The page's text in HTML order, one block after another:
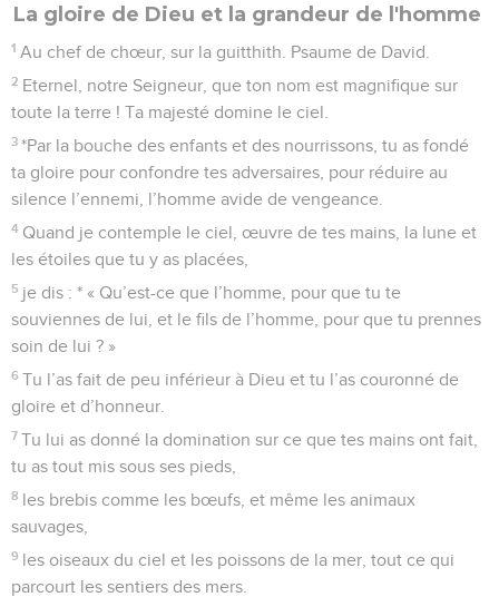
La gloire de Dieu et la grandeur de l'homme
1 Au chef de chœur, sur la guitthith. Psaume de David.
2 Eternel, notre Seigneur, que ton nom est magnifique sur
toute la terre ! Ta majesté domine le ciel.
3 *Par la bouche des enfants et des nourrissons, tu as fondé
ta gloire pour confondre tes adversaires, pour réduire au
silence l’ennemi, l’homme avide de vengeance.
4 Quand je contemple le ciel, œuvre de tes mains, la lune et
les étoiles que tu y as placées,
5 je dis : * « Qu’est-ce que l’homme, pour que tu te
souviennes de lui, et le fils de l’homme, pour que tu prennes
soin de lui ? »
6 Tu l’as fait de peu inférieur à Dieu et tu l’as couronné de
gloire et d’honneur.
7 Tu lui as donné la domination sur ce que tes mains ont fait,
tu as tout mis sous ses pieds,
8 les brebis comme les bœufs, et même les animaux
sauvages,
9 les oiseaux du ciel et les poissons de la mer, tout ce qui
parcourt les sentiers des mers.